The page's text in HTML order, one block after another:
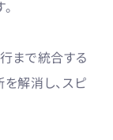
まで統合する
解消し、スピ